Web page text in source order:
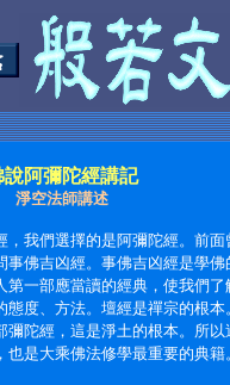
說阿彌陀經講記
淨空法師講述
，我們選擇的是阿彌陀經。前面
事佛吉凶經。事佛吉凶經是學佛
第一部應當讀的經典，使我們了
態度、方法。壇經是禪宗的根本
彌陀經，這是淨土的根本。所以
是大乘佛法修學最重要的典籍。